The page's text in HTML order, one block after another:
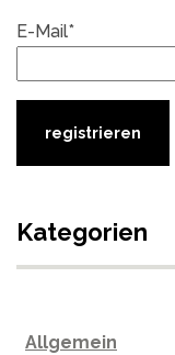
E-Mail*
Kategorien
Allgemein